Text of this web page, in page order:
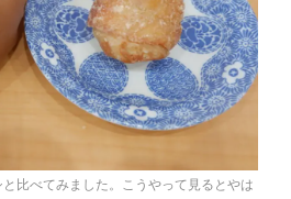
比べてみました。こうやって見るとやは